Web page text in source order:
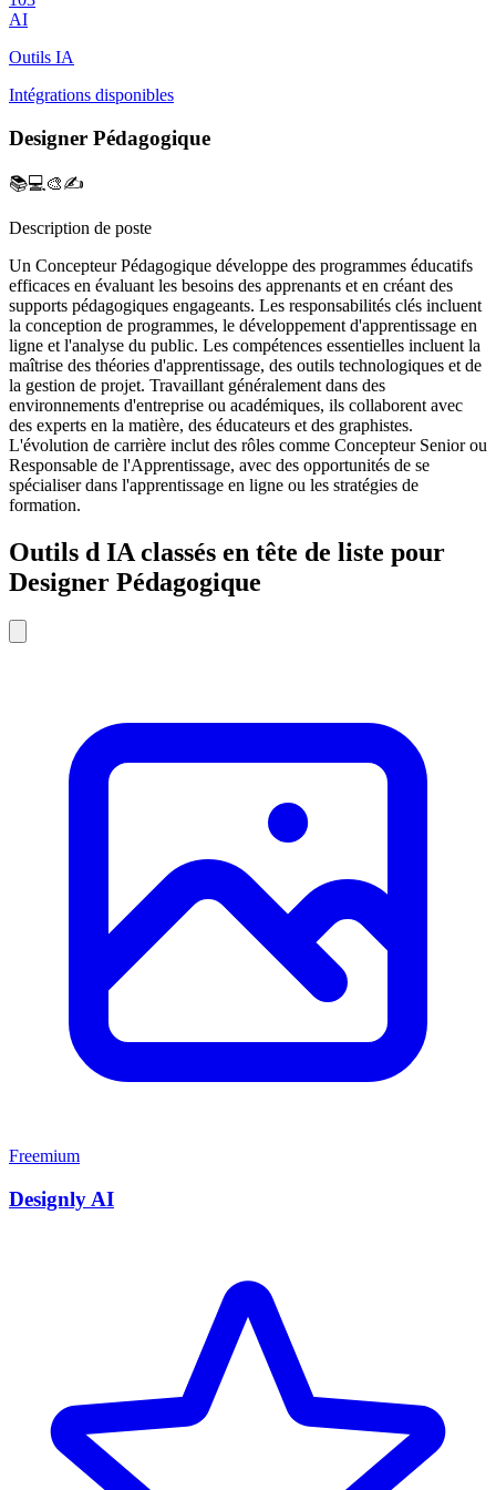
AI
Outils IA
Intégrations disponibles
Designer Pédagogique
📚💻🎨✍️
Description de poste
Un Concepteur Pédagogique développe des programmes éducatifs
efficaces en évaluant les besoins des apprenants et en créant des
supports pédagogiques engageants. Les responsabilités clés incluent
la conception de programmes, le développement d'apprentissage en
ligne et l'analyse du public. Les compétences essentielles incluent la
maîtrise des théories d'apprentissage, des outils technologiques et de
la gestion de projet. Travaillant généralement dans des
environnements d'entreprise ou académiques, ils collaborent avec
des experts en la matière, des éducateurs et des graphistes.
L'évolution de carrière inclut des rôles comme Concepteur Senior ou
Responsable de l'Apprentissage, avec des opportunités de se
spécialiser dans l'apprentissage en ligne ou les stratégies de
formation.
Outils d IA classés en tête de liste pour
Designer Pédagogique
Freemium
Designly AI